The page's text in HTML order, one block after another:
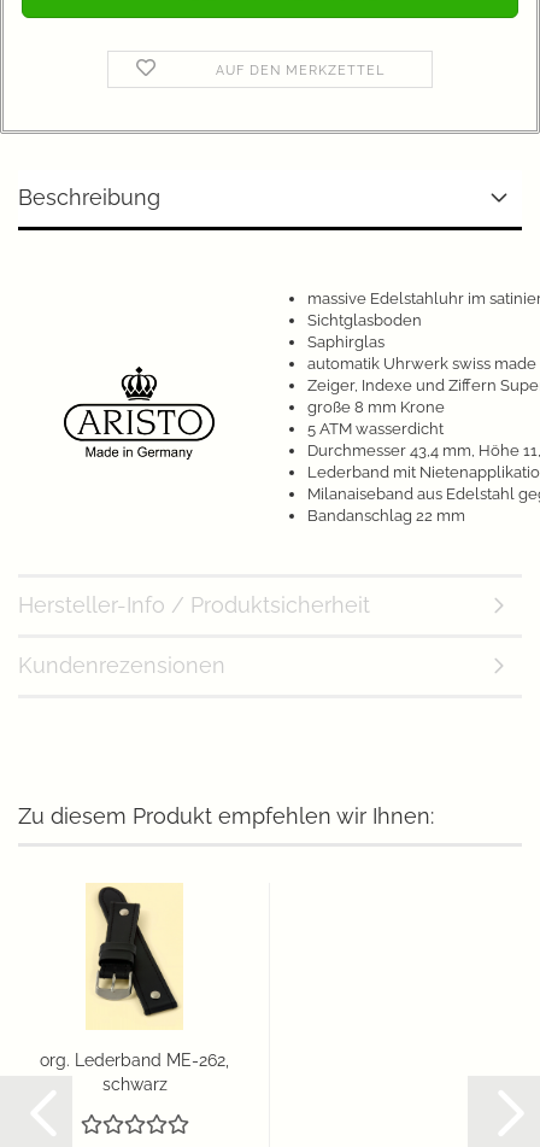
AUF DEN MERKZETTEL
Beschreibung
massive Edelstahluhr im
Sichtglasboden
Saphirglas
automatik Uhrwerk swiss made
Zeiger, Indexe und Ziffern
große 8 mm Krone
5 ATM wasserdicht
Durchmesser 43,4 mm, Höhe
Lederband mit
Milanaiseband aus Edelstahl
Bandanschlag 22 mm
Hersteller-Info / Produktsicherheit
Kundenrezensionen
Zu diesem Produkt empfehlen wir Ihnen:
org. Lederband ME-262,
schwarz